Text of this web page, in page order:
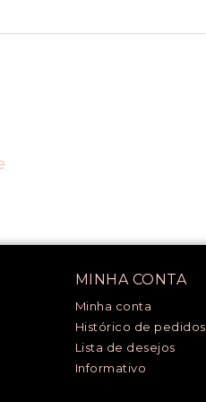
MINHA CONTA
Minha conta
Histórico de pedidos
Lista de desejos
Informativo